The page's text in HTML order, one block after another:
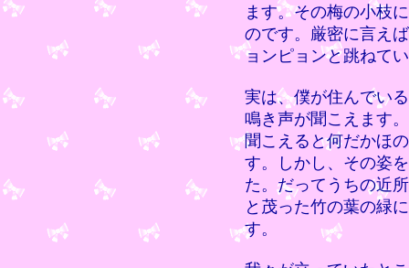
ます。その梅の小枝
のです。厳密に言え
ョンピョンと跳ねて
実は、僕が住んでい
鳴き声が聞こえます
聞こえると何だかほ
す。しかし、その姿
た。だってうちの近
と茂った竹の葉の緑
す。